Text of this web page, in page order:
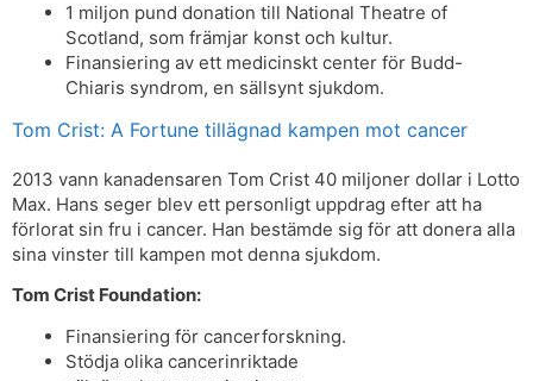
1 miljon pund donation till National Theatre of
Scotland, som främjar konst och kultur.
Finansiering av ett medicinskt center för Budd-
Chiaris syndrom, en sällsynt sjukdom.
Tom Crist: A Fortune tillägnad kampen mot cancer
2013 vann kanadensaren Tom Crist 40 miljoner dollar i Lotto
Max. Hans seger blev ett personligt uppdrag efter att ha
förlorat sin fru i cancer. Han bestämde sig för att donera alla
sina vinster till kampen mot denna sjukdom.
Tom Crist Foundation:
Finansiering för cancerforskning.
Stödja olika cancerinriktade